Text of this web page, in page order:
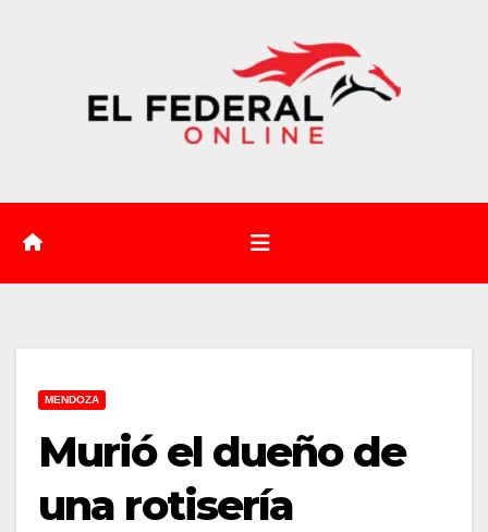
MENDOZA
Murió el dueño de
una rotisería